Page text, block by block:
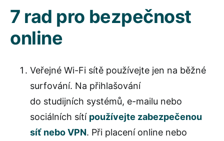
7 rad pro bezpečnost
online
Veřejné Wi-Fi sítě používejte jen na běžné
surfování. Na přihlašování
do studijních systémů, e-mailu nebo
sociálních sítí používejte zabezpečenou
síť nebo VPN. Při placení online nebo